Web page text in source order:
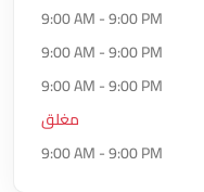
9:00 AM - 9:00 PM
9:00 AM - 9:00 PM
9:00 AM - 9:00 PM
مغلق
9:00 AM - 9:00 PM